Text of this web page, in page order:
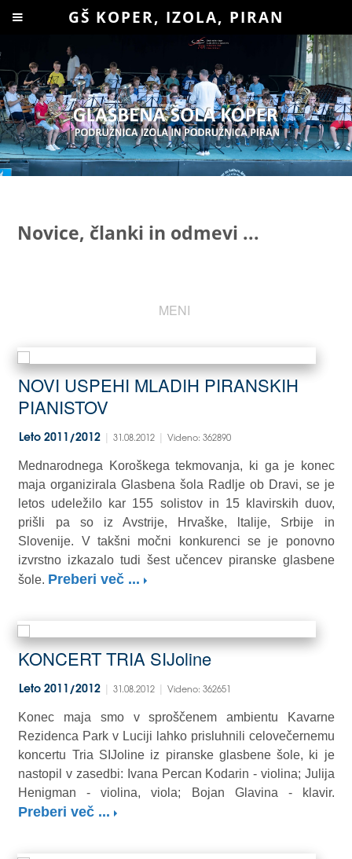
Prosimo,
To
spletno
mesto
vključuje
sistem
dostopnosti.
Novice, članki in odmevi ...
MENI
NOVI USPEHI MLADIH PIRANSKIH
PIANISTOV
Leto 2011/2012 | 31.08.2012 | Videno: 362890
Mednarodnega Koroškega tekmovanja, ki ga je konec
maja organizirala Glasbena šola Radlje ob Dravi, se je
letos udeležilo kar 155 solistov in 15 klavirskih duov,
prišli pa so iz Avstrije, Hrvaške, ltalije, Srbije in
Slovenije. V takšni močni konkurenci se je ponovno
izvrstno izkazalo tudi šest učencev piranske glasbene
šole. Preberi več ...
KONCERT TRIA SIJoline
Leto 2011/2012 | 31.08.2012 | Videno: 362651
Konec maja smo v sproščenem ambientu Kavarne
Rezidenca Park v Luciji lahko prisluhnili celovečernemu
koncertu Tria SIJoline iz piranske glasbene šole, ki je
nastopil v zasedbi: Ivana Percan Kodarin - violina; Julija
Henigman - violina, viola; Bojan Glavina - klavir.
Preberi več ...
GŠ KOPER, IZOLA, PIRAN